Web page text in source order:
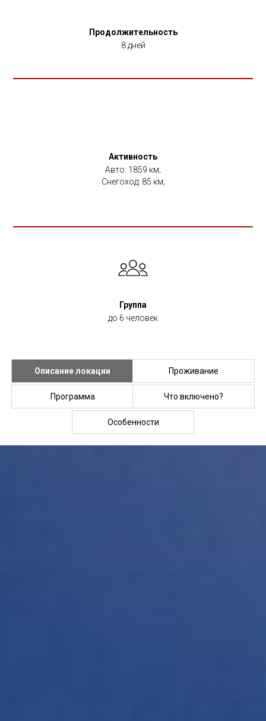
Продолжительность
8 дней
Активность
Авто: 1859 км;
Снегоход: 85 км;
Группа
до 6 человек
Описание локации Проживание
Программа Что включено?
Особенности